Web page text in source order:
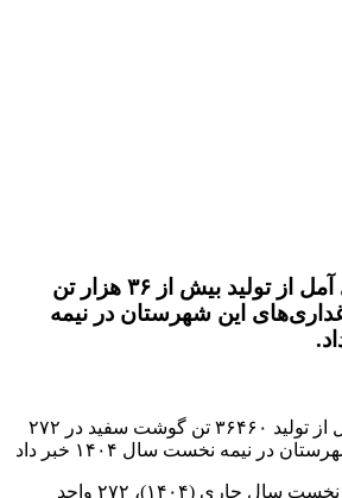
مدیر جهاد کشاورزی آمل از تولید بیش از ۳۶ هزار تن
این شهرستان در نیمه
مدیر جهاد کشاورزی آمل از تولید ۳۶۴۶۰ تن گوشت سفید در ۲۷۲
در نیمه نخست سال ۱۴۰۴ خبر داد
هادی‌زاده گفت: در نیمه نخست سال جاری (۱۴۰۴)، ۲۷۲ واحد